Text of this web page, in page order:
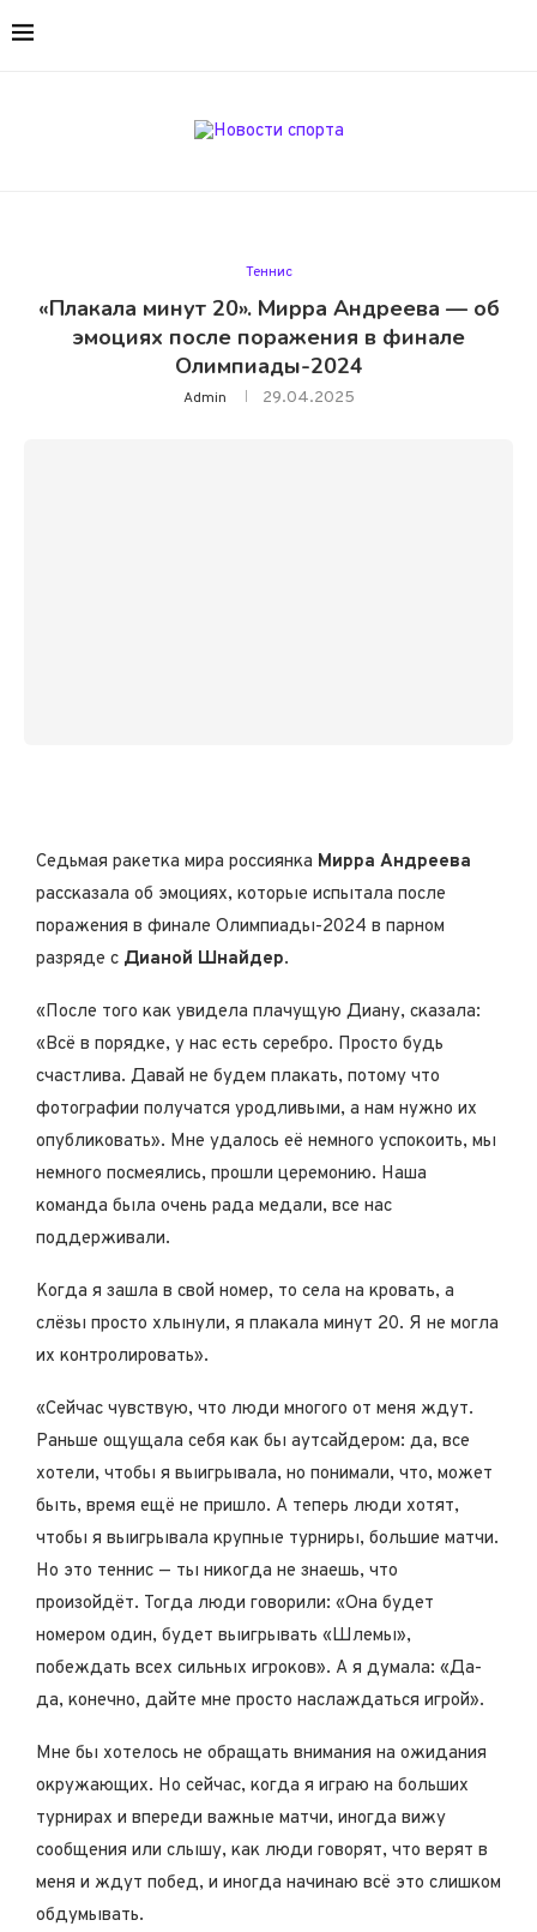
Теннис
«Плакала минут 20». Мирра Андреева — об
эмоциях после поражения в финале
Олимпиады-2024
Admin 29.04.2025
Седьмая ракетка мира россиянка Мирра Андреева
рассказала об эмоциях, которые испытала после
поражения в финале Олимпиады-2024 в парном
разряде с Дианой Шнайдер.
«После того как увидела плачущую Диану, сказала:
«Всё в порядке, у нас есть серебро. Просто будь
счастлива. Давай не будем плакать, потому что
фотографии получатся уродливыми, а нам нужно их
опубликовать». Мне удалось её немного успокоить, мы
немного посмеялись, прошли церемонию. Наша
команда была очень рада медали, все нас
поддерживали.
Когда я зашла в свой номер, то села на кровать, а
слёзы просто хлынули, я плакала минут 20. Я не могла
их контролировать».
«Сейчас чувствую, что люди многого от меня ждут.
Раньше ощущала себя как бы аутсайдером: да, все
хотели, чтобы я выигрывала, но понимали, что, может
быть, время ещё не пришло. А теперь люди хотят,
чтобы я выигрывала крупные турниры, большие матчи.
Но это теннис — ты никогда не знаешь, что
произойдёт. Тогда люди говорили: «Она будет
номером один, будет выигрывать «Шлемы»,
побеждать всех сильных игроков». А я думала: «Да-
да, конечно, дайте мне просто наслаждаться игрой».
Мне бы хотелось не обращать внимания на ожидания
окружающих. Но сейчас, когда я играю на больших
турнирах и впереди важные матчи, иногда вижу
сообщения или слышу, как люди говорят, что верят в
меня и ждут побед, и иногда начинаю всё это слишком
обдумывать.